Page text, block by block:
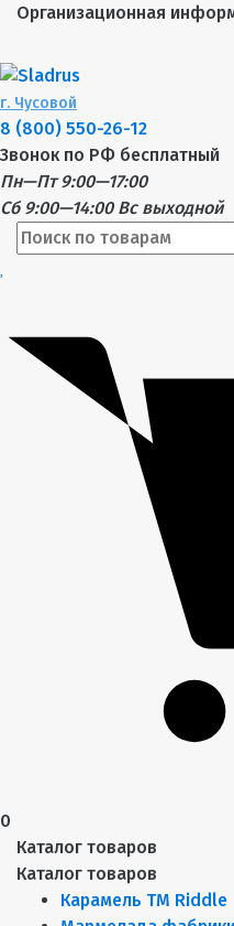
Организационная
г. Чусовой
8 (800) 550-26-12
Звонок по РФ бесплатный
Пн—Пт 9:00—17:00
Сб 9:00—14:00 Вс выходной
0
Каталог товаров
Каталог товаров
Карамель ТМ Riddle